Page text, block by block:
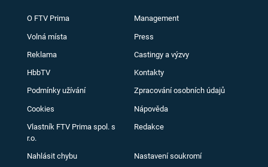
O FTV Prima Management
Volná místa Press
Reklama Castingy a výzvy
HbbTV Kontakty
Podmínky užívání Zpracování osobních údajů
Cookies Nápověda
Vlastník FTV Prima spol. s
r.o.
Redakce
Nahlásit chybu Nastavení soukromí